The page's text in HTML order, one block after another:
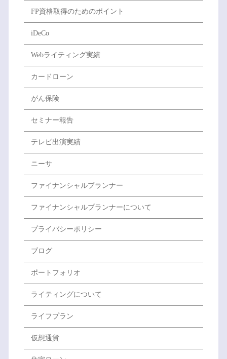
FP資格取得のためのポイント
iDeCo
Webライティング実績
カードローン
がん保険
セミナー報告
テレビ出演実績
ニーサ
ファイナンシャルプランナー
ファイナンシャルプランナーについて
プライバシーポリシー
ブログ
ポートフォリオ
ライティングについて
ライフプラン
仮想通貨